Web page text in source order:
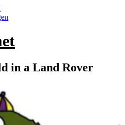
in a Land Rover